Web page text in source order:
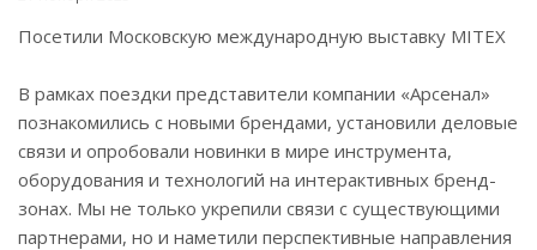
Посетили Московскую международную выставку MITEX
В рамках поездки представители компании «Арсенал»
познакомились с новыми брендами, установили деловые
связи и опробовали новинки в мире инструмента,
оборудования и технологий на интерактивных бренд-
зонах. Мы не только укрепили связи с существующими
партнерами, но и наметили перспективные направления